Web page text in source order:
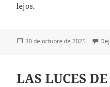
lejos.
Publicado
30 de octubre de 2025
LAS LUCES